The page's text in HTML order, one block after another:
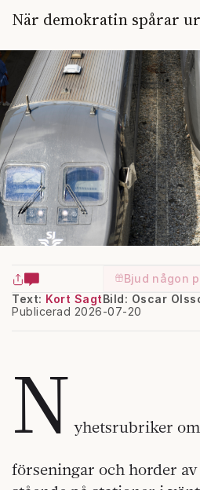
När demokratin spårar
Bjud någon
Text: Kort Sagt
Publicerad 2026-07-20
Bild: Oscar
N yhetsrubriker
förseningar och horder